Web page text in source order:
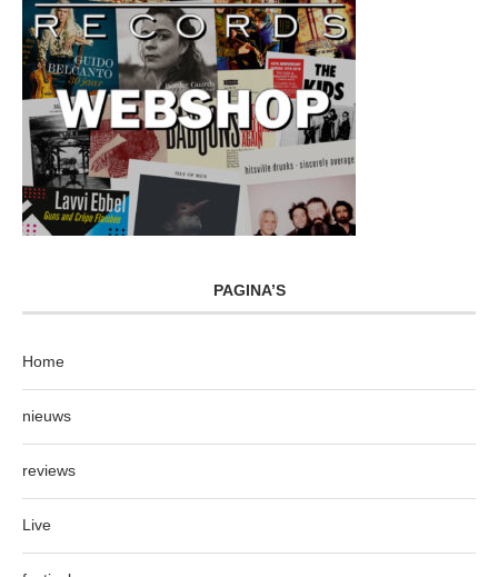
PAGINA’S
Home
nieuws
reviews
Live